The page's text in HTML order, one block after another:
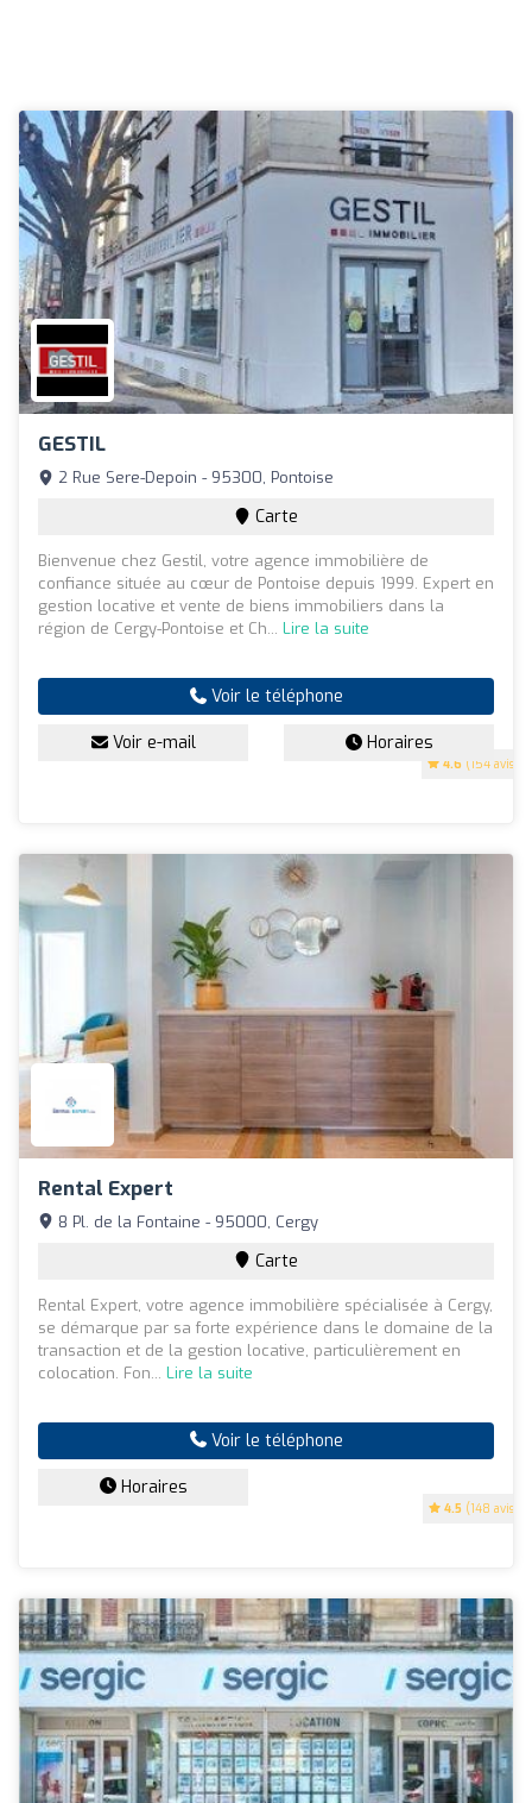
GESTIL
4.6 (154 avis)
2 Rue Sere-Depoin - 95300, Pontoise
Carte
Bienvenue chez Gestil, votre agence immobilière de
confiance située au cœur de Pontoise depuis 1999. Expert en
gestion locative et vente de biens immobiliers dans la
région de Cergy-Pontoise et Ch... Lire la suite
Voir le téléphone
Voir e-mail Horaires
Rental Expert
4.5 (148 avis)
8 Pl. de la Fontaine - 95000, Cergy
Carte
Rental Expert, votre agence immobilière spécialisée à Cergy,
se démarque par sa forte expérience dans le domaine de la
transaction et de la gestion locative, particulièrement en
colocation. Fon... Lire la suite
Voir le téléphone
Horaires